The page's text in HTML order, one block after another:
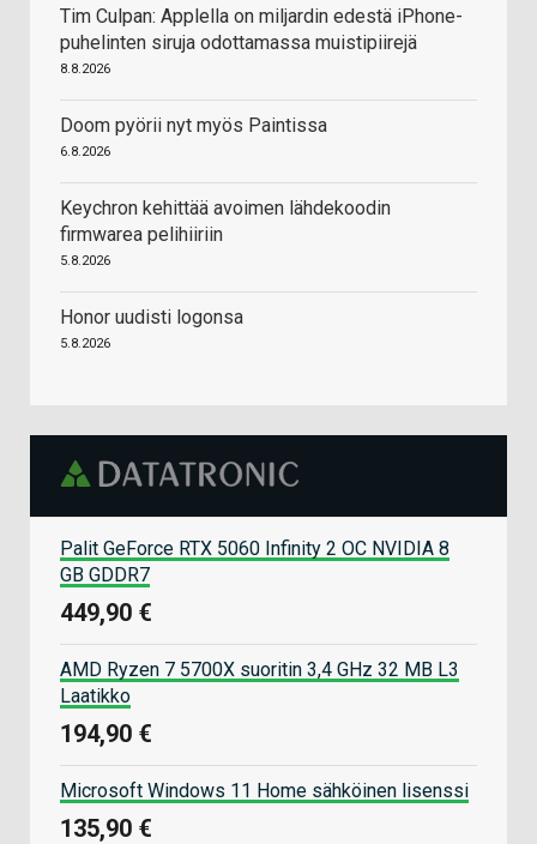
Tim Culpan: Applella on miljardin edestä iPhone-
puhelinten siruja odottamassa muistipiirejä
8.8.2026
Doom pyörii nyt myös Paintissa
6.8.2026
Keychron kehittää avoimen lähdekoodin
firmwarea pelihiiriin
5.8.2026
Honor uudisti logonsa
5.8.2026
Palit GeForce RTX 5060 Infinity 2 OC NVIDIA 8
GB GDDR7
449,90 €
AMD Ryzen 7 5700X suoritin 3,4 GHz 32 MB L3
Laatikko
194,90 €
Microsoft Windows 11 Home sähköinen lisenssi
135,90 €